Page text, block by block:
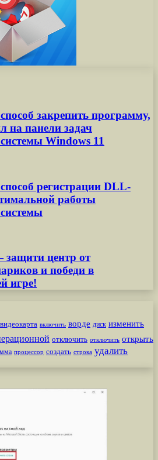
закрепить программу,
на панели задач
Windows 11
регистрации DLL-
работы
защити центр от
и победи в
игре!
видеокарта включить ворде диск изменить
отключить отключить открыть
процессор создать строка удалить